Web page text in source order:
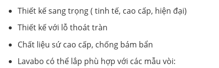
Thiết kế sang trọng ( tinh tế, cao cấp, hiện đại)
Thiết kế với lỗ thoát tràn
Chất liệu sứ cao cấp, chống bám bẩn
Lavabo có thể lắp phù hợp với các mẫu vòi: